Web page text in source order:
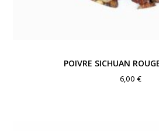
POIVRE SICHUAN
6,00€